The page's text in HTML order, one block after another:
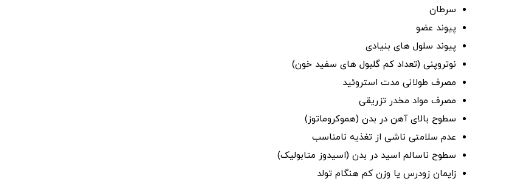
سرطان
پیوند عضو
پیوند سلول های بنیادی
نوتروپنی (تعداد کم گلبول های سفید خون)
مصرف طولانی مدت استروئید
مصرف مواد مخدر تزریقی
سطوح بالای آهن در بدن (هموکروماتوز)
عدم سلامتی ناشی از تغذیه نامناسب
سطوح ناسالم اسید در بدن (اسیدوز متابولیک)
زایمان زودرس یا وزن کم هنگام تولد